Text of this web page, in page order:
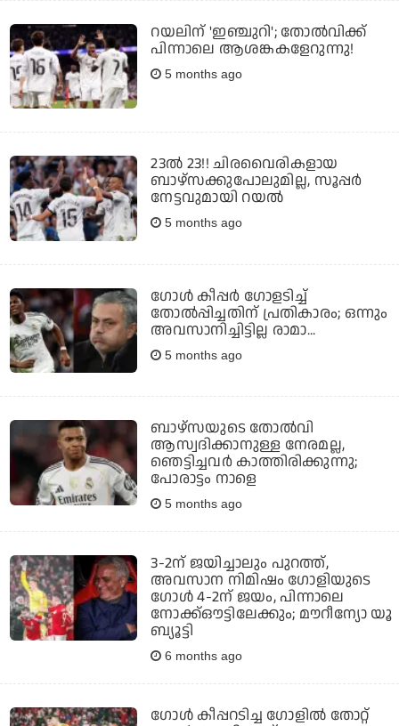
റയലിന് 'ഇഞ്ചുറി'; തോല്‍വിക്ക്
പിന്നാലെ ആശങ്കകളേറുന്നു!
5 months ago
23ല്‍ 23!! ചിരവൈരികളായ
ബാഴ്സക്കുപോലുമില്ല, സൂപ്പര്‍
നേട്ടവുമായി റയല്‍
5 months ago
ഗോള്‍ കീപ്പര്‍ ഗോളടിച്ച്
തോല്‍പ്പിച്ചതിന് പ്രതികാരം; ഒന്നും
അവസാനിച്ചിട്ടില്ല രാമാ...
5 months ago
ബാഴ്‌സയുടെ തോല്‍വി
ആസ്വദിക്കാനുള്ള നേരമല്ല,
ഞെട്ടിച്ചവര്‍ കാത്തിരിക്കുന്നു;
പോരാട്ടം നാളെ
5 months ago
3-2ന് ജയിച്ചാലും പുറത്ത്,
അവസാന നിമിഷം ഗോളിയുടെ
ഗോള്‍ 4-2ന് ജയം, പിന്നാലെ
നോക്ക്ഔട്ടിലേക്കും; മൗറീന്യോ യൂ
ബ്യൂട്ടി
6 months ago
ഗോള്‍ കീപ്പറടിച്ച ഗോളില്‍ തോറ്റ്